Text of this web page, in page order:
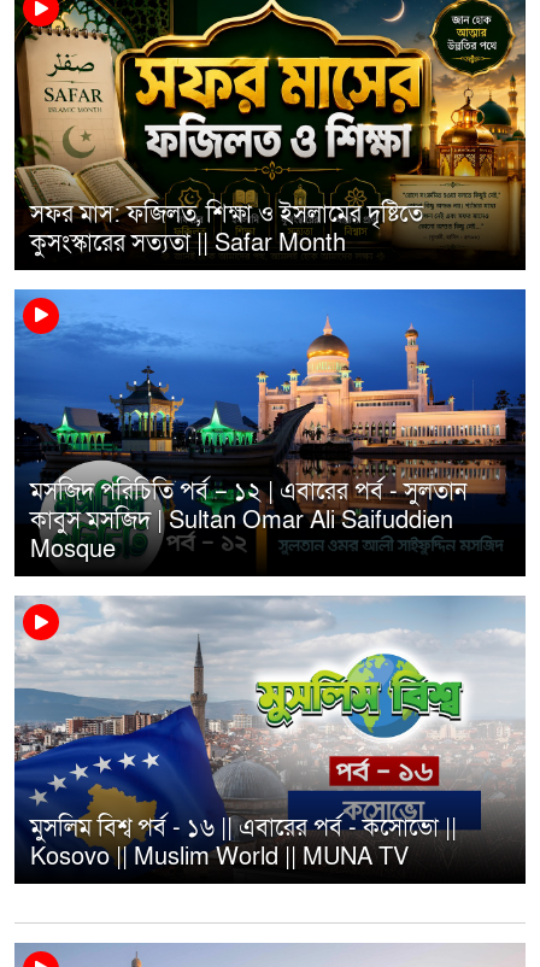
সফর মাস: ফজিলত, শিক্ষা ও ইসলামের দৃষ্টিতে
কুসংস্কারের সত্যতা || Safar Month
মসজিদ পরিচিতি পর্ব – ১২ | এবারের পর্ব - সুলতান
কাবুস মসজিদ | Sultan Omar Ali Saifuddien
Mosque
মুসলিম বিশ্ব পর্ব - ১৬ || এবারের পর্ব - কসোভো ||
Kosovo || Muslim World || MUNA TV